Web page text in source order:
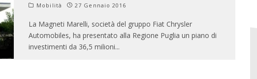
Mobilità 27 Gennaio 2016
La Magneti Marelli, società del gruppo Fiat Chrysler
Automobiles, ha presentato alla Regione Puglia un piano di
investimenti da 36,5 milioni...